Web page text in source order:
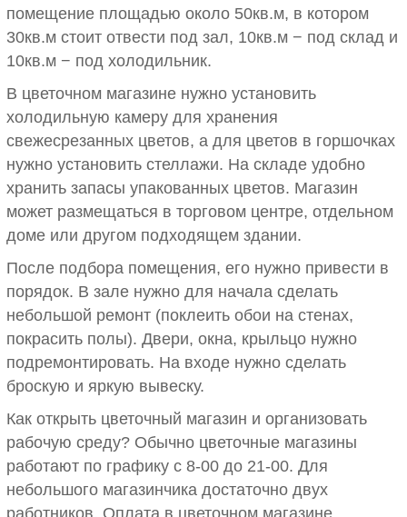
помещение площадью около 50кв.м, в котором
30кв.м стоит отвести под зал, 10кв.м − под склад и
10кв.м − под холодильник.
В цветочном магазине нужно установить
холодильную камеру для хранения
свежесрезанных цветов, а для цветов в горшочках
нужно установить стеллажи. На складе удобно
хранить запасы упакованных цветов. Магазин
может размещаться в торговом центре, отдельном
доме или другом подходящем здании.
После подбора помещения, его нужно привести в
порядок. В зале нужно для начала сделать
небольшой ремонт (поклеить обои на стенах,
покрасить полы). Двери, окна, крыльцо нужно
подремонтировать. На входе нужно сделать
броскую и яркую вывеску.
Как открыть цветочный магазин и организовать
рабочую среду? Обычно цветочные магазины
работают по графику с 8-00 до 21-00. Для
небольшого магазинчика достаточно двух
работников. Оплата в цветочном магазине